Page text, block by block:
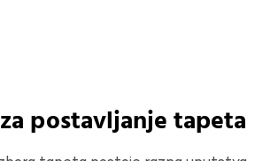
postavljanje tapeta